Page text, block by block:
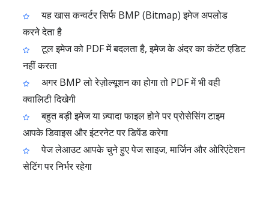
यह खास कन्वर्टर सिर्फ BMP (Bitmap) इमेज अपलोड
करने देता है
टूल इमेज को PDF में बदलता है, इमेज के अंदर का कंटेंट एडिट
नहीं करता
अगर BMP लो रेज़ोल्यूशन का होगा तो PDF में भी वही
क्वालिटी दिखेगी
बहुत बड़ी इमेज या ज़्यादा फाइल होने पर प्रोसेसिंग टाइम
आपके डिवाइस और इंटरनेट पर डिपेंड करेगा
पेज लेआउट आपके चुने हुए पेज साइज, मार्जिन और ओरिएंटेशन
सेटिंग पर निर्भर रहेगा